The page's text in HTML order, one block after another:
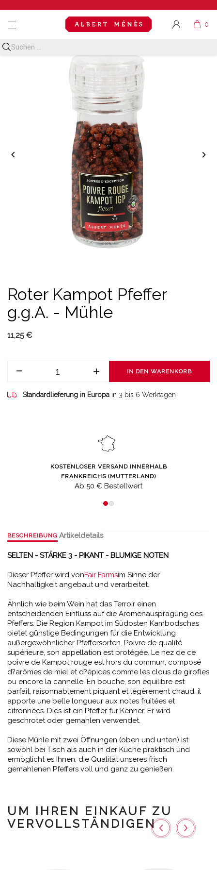
MENU
 
Roter Kampot Pfeffer
g.g.A. - Mühle
11,25 €
IN DEN WARENKORB
Standardlieferung in Europa in 3 bis 6 Werktagen
KOSTENLOSER VERSAND INNERHALB
FRANKREICHS (MUTTERLAND)
Ab 50 € Bestellwert
BESCHREIBUNG Artikeldetails
SELTEN - STÄRKE 3 - PIKANT- BLUMIGE NOTEN
Dieser Pfeffer wird vonFair Farmsim Sinne der
Nachhaltigkeit angebaut und verarbeitet.
Ähnlich wie beim Wein hat das Terroir einen
entscheidenden Einfluss auf die Aromenausprägung des
Pfeffers. Die Region Kampot im Südosten Kambodschas
bietet günstige Bedingungen für die Entwicklung
außergewöhnlicher Pfeffersorten. Poivre de qualité
supérieure, son appellation est protégée. Le nez de ce
poivre de Kampot rouge est hors du commun, composé
d?arômes de miel et d?épices comme les clous de girofles
ou encore la cannelle. En bouche, son équilibre est
parfait, raisonnablement piquant et légèrement chaud, il
apporte une belle longueur aux notes fruitées et
citronnées. Dies ist ein Pfeffer für Kenner. Er wird
geschrotet oder gemahlen verwendet.
Diese Mühle mit zwei Öffnungen (oben und unten) ist
sowohl bei Tisch als auch in der Küche praktisch und
ermöglicht es Ihnen, die Qualität unseres frisch
gemahlenen Pfeffers voll und ganz zu genießen.
UM IHREN EINKAUF ZU
VERVOLLSTÄNDIGEN